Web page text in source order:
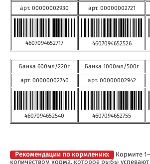
арт. 00000002930 арт. 00000002721
4607094652717 4607094652526
Банка 600мл/220г Банка 1000мл/500г
арт. 00000002740 арт. 00000002942
4607094652540 4607094652755
Рекомендации по кормлению:
Кормите
количеством корма, которое рыбы успевают